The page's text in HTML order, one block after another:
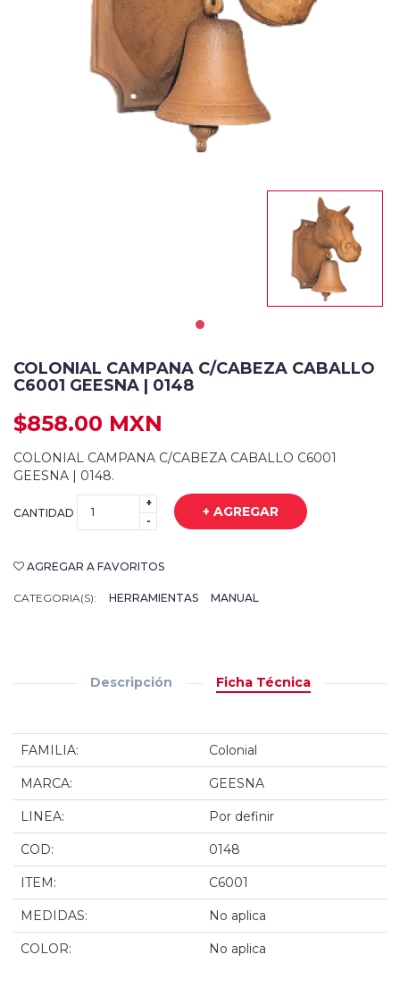
COLONIAL CAMPANA C/CABEZA CABALLO
C6001 GEESNA | 0148
$858.00 MXN
COLONIAL CAMPANA C/CABEZA CABALLO C6001
GEESNA | 0148.
CANTIDAD
+
-
+ AGREGAR
AGREGAR A FAVORITOS
CATEGORIA(S): HERRAMIENTAS MANUAL
Descripción Ficha Técnica
FAMILIA: Colonial
MARCA: GEESNA
LINEA: Por definir
COD: 0148
ITEM: C6001
MEDIDAS: No aplica
COLOR: No aplica